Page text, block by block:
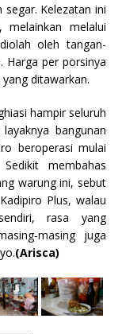
Kelezatan ini
melainkan melalui
oleh tangan-
Harga per porsinya
ditawarkan.
hampir seluruh
bangunan
beroperasi mulai
membahas
warung ini, sebut
Plus, walau
rasa yang
masing juga
(Arisca)